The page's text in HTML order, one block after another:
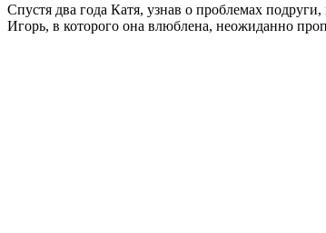
Спустя два года Катя, узнав о проблемах
Игорь, в которого она влюблена, неожиданно